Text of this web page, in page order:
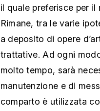
il quale preferisce per
Rimane, tra le varie
a deposito di opere
trattative. Ad ogni
molto tempo, sarà
manutenzione e di
comparto è utilizzata